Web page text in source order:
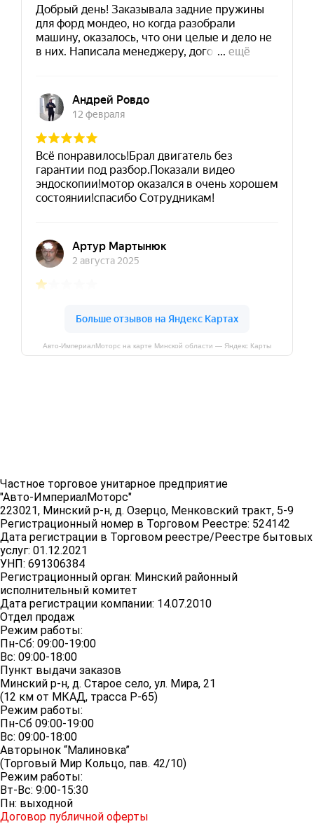
Авто-ИмпериалМоторс на карте Минской области — Яндекс Карты
Частное торговое унитарное предприятие
"Авто-ИмпериалМоторс"
223021, Минский р-н, д. Озерцо, Менковский тракт, 5-9
Регистрационный номер в Торговом Реестре: 524142
Дата регистрации в Торговом реестре/Реестре бытовых
услуг: 01.12.2021
УНП: 691306384
Регистрационный орган: Минский районный
исполнительный комитет
Дата регистрации компании: 14.07.2010
Отдел продаж
Режим работы:
Пн-Сб: 09:00-19:00
Вс: 09:00-18:00
Пункт выдачи заказов
Минский р-н, д. Старое село, ул. Мира, 21
(12 км от МКАД, трасса P-65)
Режим работы:
Пн-Сб 09:00-19:00
Вс: 09:00-18:00
Авторынок “Малиновка”
(Торговый Мир Кольцо, пав. 42/10)
Режим работы:
Вт-Вс: 9:00-15:30
Пн: выходной
Договор публичной оферты